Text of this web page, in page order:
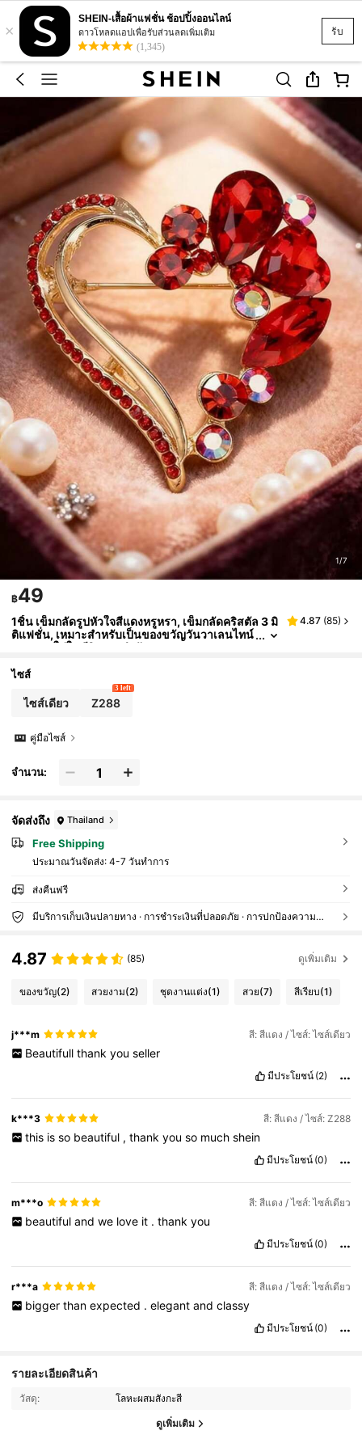
รับ
×
SHEIN-เสื้อผ้าแฟชั่น ช้อปปิ้งออนไลน์
ดาวโหลดแอปเพื่อรับส่วนลดเพิ่มเติม
(1,345)
1/7
฿49
1ชิ้น เข็มกลัดรูปหัวใจสีแดงหรูหรา, เข็มกลัดคริสตัล 3 มิ
ติแฟชั่น, เหมาะสำหรับเป็นของขวัญวันวาเลนไทน์
และสวมใส่ในชีวิตประจำวัน
4.87 (85)
ไซส์
ไซส์เดียว Z288
3 left
คู่มือไซส์
จำนวน:
จัดส่งถึง Thailand
Free Shipping
ประมาณวันจัดส่ง: 4-7 วันทำการ
ส่งคืนฟรี
มีบริการเก็บเงินปลายทาง · การชำระเงินที่ปลอดภัย · การปกป้องความเป็นส่วนตัว
4.87 (85) ดูเพิ่มเติม
ของขวัญ(2) สวยงาม(2) ชุดงานแต่ง(1) สวย(7) สีเรียบ(1)
j***m สี: สีแดง / ไซส์: ไซส์เดียว
Beautifull thank you seller
มีประโยชน์ (2)
k***3 สี: สีแดง / ไซส์: Z288
this is so beautiful , thank you so much shein
มีประโยชน์ (0)
m***o สี: สีแดง / ไซส์: ไซส์เดียว
beautiful and we love it . thank you
มีประโยชน์ (0)
r***a สี: สีแดง / ไซส์: ไซส์เดียว
bigger than expected . elegant and classy
มีประโยชน์ (0)
รายละเอียดสินค้า
วัสดุ: โลหะผสมสังกะสี
ดูเพิ่มเติม
4.86
1.6K ผู้ติดตาม